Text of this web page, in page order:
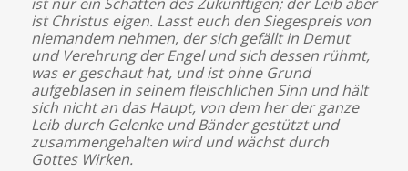
ist Christus eigen. Lasst euch den Siegespreis von
niemandem nehmen, der sich gefällt in Demut
und Verehrung der Engel und sich dessen rühmt,
was er geschaut hat, und ist ohne Grund
aufgeblasen in seinem fleischlichen Sinn und hält
sich nicht an das Haupt, von dem her der ganze
Leib durch Gelenke und Bänder gestützt und
zusammengehalten wird und wächst durch
Gottes Wirken.